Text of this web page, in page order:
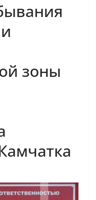
зоны